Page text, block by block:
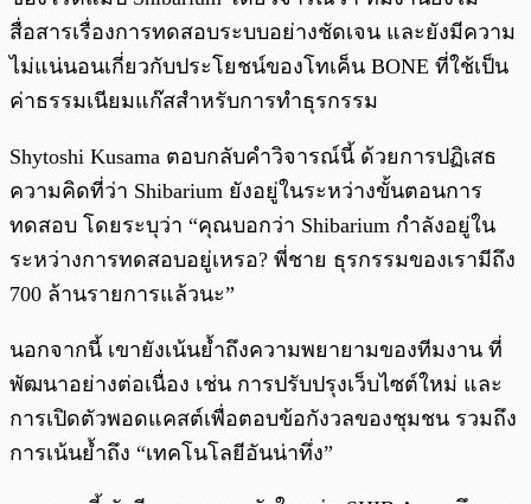
สื่อสารเรื่องการทดสอบระบบอย่างชัดเจน และยังมีความ
ไม่แน่นอนเกี่ยวกับประโยชน์ของโทเค็น BONE ที่ใช้เป็น
ค่าธรรมเนียมแก๊สสำหรับการทำธุรกรรม
Shytoshi Kusama ตอบกลับคำวิจารณ์นี้ ด้วยการปฏิเสธ
ความคิดที่ว่า Shibarium ยังอยู่ในระหว่างขั้นตอนการ
ทดสอบ โดยระบุว่า “คุณบอกว่า Shibarium กำลังอยู่ใน
ระหว่างการทดสอบอยู่เหรอ? พี่ชาย ธุรกรรมของเรามีถึง
700 ล้านรายการแล้วนะ”
นอกจากนี้ เขายังเน้นย้ำถึงความพยายามของทีมงาน ที่
พัฒนาอย่างต่อเนื่อง เช่น การปรับปรุงเว็บไซต์ใหม่ และ
การเปิดตัวพอดแคสต์เพื่อตอบข้อกังวลของชุมชน รวมถึง
การเน้นย้ำถึง “เทคโนโลยีอันน่าทึ่ง”